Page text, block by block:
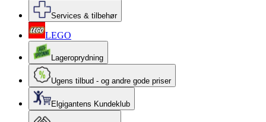
Services & tilbehør
LEGO
Lageroprydning
Ugens tilbud - og andre gode priser
Elgigantens Kundeklub